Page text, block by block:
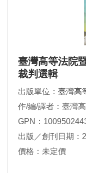
臺灣高等法院
裁判選輯
出版單位： 臺灣高
作/編/譯者：臺灣
GPN：
出版／創刊日期：
價格：未定價